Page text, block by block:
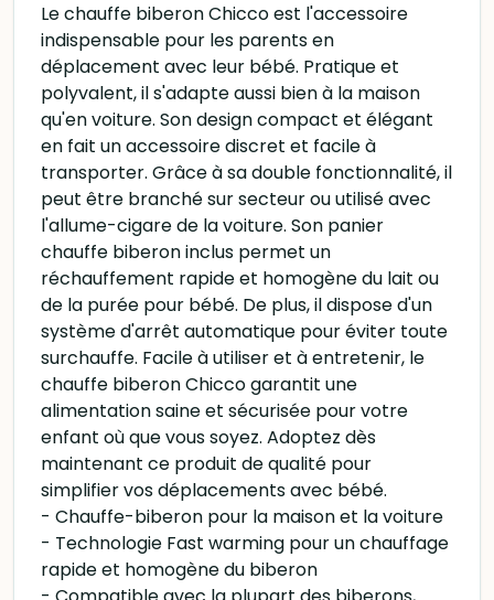
Le chauffe biberon Chicco est l'accessoire
indispensable pour les parents en
déplacement avec leur bébé. Pratique et
polyvalent, il s'adapte aussi bien à la maison
qu'en voiture. Son design compact et élégant
en fait un accessoire discret et facile à
transporter. Grâce à sa double fonctionnalité, il
peut être branché sur secteur ou utilisé avec
l'allume-cigare de la voiture. Son panier
chauffe biberon inclus permet un
réchauffement rapide et homogène du lait ou
de la purée pour bébé. De plus, il dispose d'un
système d'arrêt automatique pour éviter toute
surchauffe. Facile à utiliser et à entretenir, le
chauffe biberon Chicco garantit une
alimentation saine et sécurisée pour votre
enfant où que vous soyez. Adoptez dès
maintenant ce produit de qualité pour
simplifier vos déplacements avec bébé.
- Chauffe-biberon pour la maison et la voiture
- Technologie Fast warming pour un chauffage
rapide et homogène du biberon